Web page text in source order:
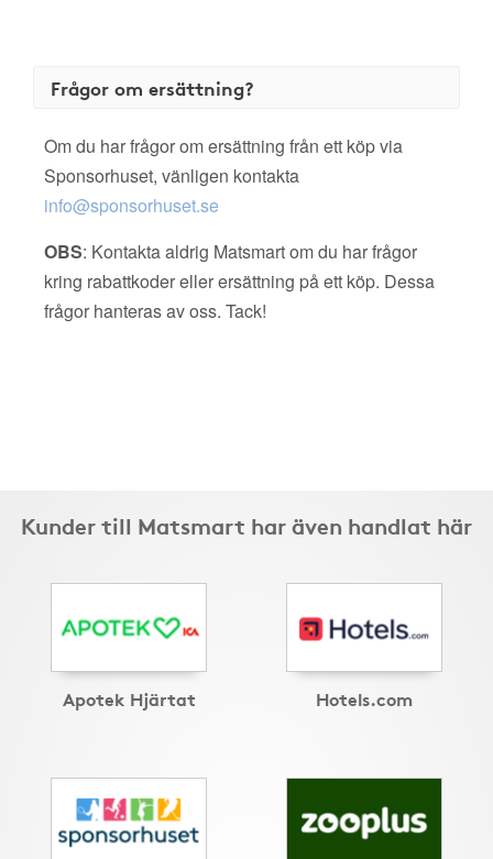
Frågor om ersättning?
Om du har frågor om ersättning från ett köp via
Sponsorhuset, vänligen kontakta
info@sponsorhuset.se
OBS: Kontakta aldrig Matsmart om du har frågor
kring rabattkoder eller ersättning på ett köp. Dessa
frågor hanteras av oss. Tack!
Kunder till Matsmart har även handlat här
Apotek Hjärtat Hotels.com